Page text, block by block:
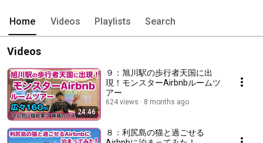
Home Videos Playlists Search
Videos
24:46
９：旭川駅の歩行者天国に出
現！モンスターAirbnbルームツ
アー
624 views 8 months ago
８：利尻島の猫と過ごせる